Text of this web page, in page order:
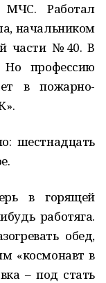
МЧС. Работал
начальником
части №40. В
профессию
в пожарно-
шестнадцать
в горящей
работяга.
обед,
«космонавт в
– под стать